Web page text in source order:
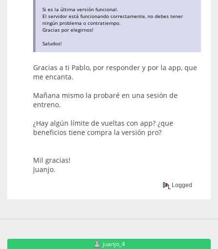
Si es la última versión funcional.
El servidor está funcionando correctamente, no debes tener
ningún problema o contratiempo.
Gracias por elegirnos!
Saludos!
Gracias a ti Pablo, por responder y por la app, que
me encanta.
Mañana mismo la probaré en una sesión de
entreno.
¿Hay algún límite de vueltas con app? ¿que
beneficios tiene compra la versión pro?
Mil gracias!
Juanjo.
Logged
juanjo_4